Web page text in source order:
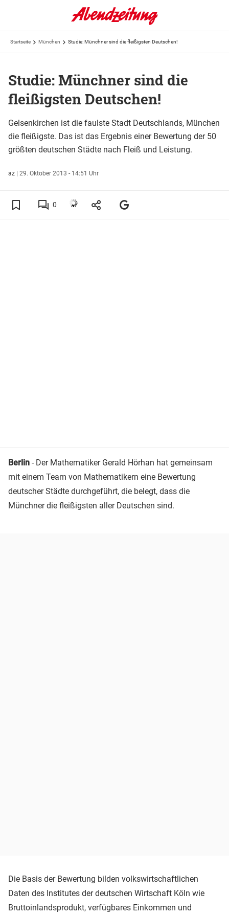
Startseite München Studie: Münchner sind die fleißigsten Deutschen!
Studie: Münchner sind die
fleißigsten Deutschen!
Gelsenkirchen ist die faulste Stadt Deutschlands, München
die fleißigste. Das ist das Ergebnis einer Bewertung der 50
größten deutschen Städte nach Fleiß und Leistung.
az | 29. Oktober 2013 - 14:51 Uhr
0
Berlin - Der Mathematiker Gerald Hörhan hat gemeinsam
mit einem Team von Mathematikern eine Bewertung
deutscher Städte durchgeführt, die belegt, dass die
Münchner die fleißigsten aller Deutschen sind.
Die Basis der Bewertung bilden volkswirtschaftlichen
Daten des Institutes der deutschen Wirtschaft Köln wie
Bruttoinlandsprodukt, verfügbares Einkommen und